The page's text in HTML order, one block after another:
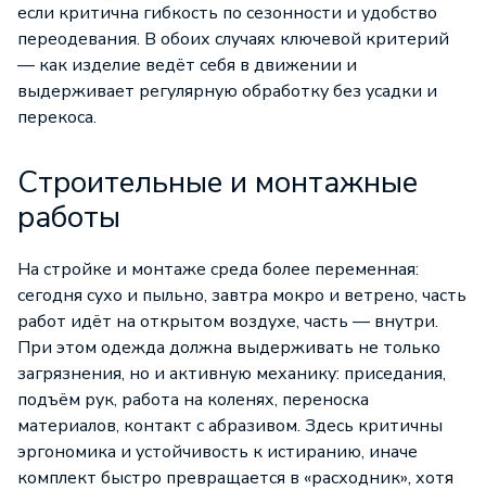
если критична гибкость по сезонности и удобство
переодевания. В обоих случаях ключевой критерий
— как изделие ведёт себя в движении и
выдерживает регулярную обработку без усадки и
перекоса.
Строительные и монтажные
работы
На стройке и монтаже среда более переменная:
сегодня сухо и пыльно, завтра мокро и ветрено, часть
работ идёт на открытом воздухе, часть — внутри.
При этом одежда должна выдерживать не только
загрязнения, но и активную механику: приседания,
подъём рук, работа на коленях, переноска
материалов, контакт с абразивом. Здесь критичны
эргономика и устойчивость к истиранию, иначе
комплект быстро превращается в «расходник», хотя